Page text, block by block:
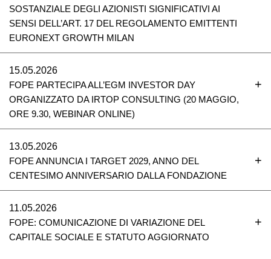
SOSTANZIALE DEGLI AZIONISTI SIGNIFICATIVI AI
SENSI DELL’ART. 17 DEL REGOLAMENTO EMITTENTI
EURONEXT GROWTH MILAN
15.05.2026
FOPE PARTECIPA ALL’EGM INVESTOR DAY
ORGANIZZATO DA IRTOP CONSULTING (20 MAGGIO,
ORE 9.30, WEBINAR ONLINE)
13.05.2026
FOPE ANNUNCIA I TARGET 2029, ANNO DEL
CENTESIMO ANNIVERSARIO DALLA FONDAZIONE
11.05.2026
FOPE: COMUNICAZIONE DI VARIAZIONE DEL
CAPITALE SOCIALE E STATUTO AGGIORNATO